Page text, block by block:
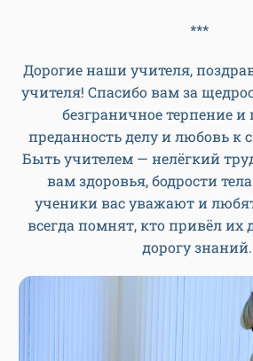
***
Дорогие наши учителя,
учителя! Спасибо вам за
безграничное терпение
преданность делу и любовь к
Быть учителем — нелёгкий
вам здоровья, бодрости
ученики вас уважают и
всегда помнят, кто привёл их
дорогу знаний.